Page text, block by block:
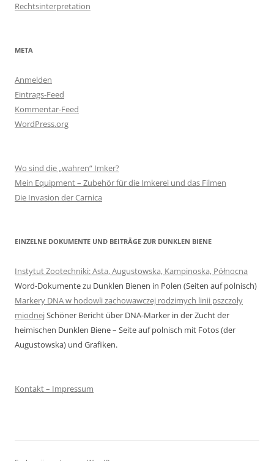
Rechtsinterpretation
META
Anmelden
Eintrags-Feed
Kommentar-Feed
WordPress.org
Wo sind die „wahren“ Imker?
Mein Equipment – Zubehör für die Imkerei und das Filmen
Die Invasion der Carnica
EINZELNE DOKUMENTE UND BEITRÄGE ZUR DUNKLEN BIENE
Instytut Zootechniki: Asta, Augustowska, Kampinoska, Północna
Word-Dokumente zu Dunklen Bienen in Polen (Seiten auf polnisch)
Markery DNA w hodowli zachowawczej rodzimych linii pszczoły
miodnejSchöner Bericht über DNA-Marker in der Zucht der
heimischen Dunklen Biene – Seite auf polnisch mit Fotos (der
Augustowska) und Grafiken.
Kontakt – Impressum